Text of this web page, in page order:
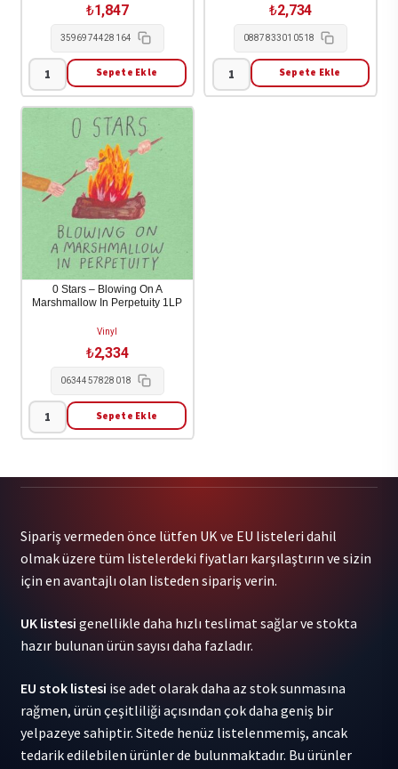
₺1,847
3596974428164
Viva
La
Revolucion
Various
-
Revolucion
/
Various
Sepete Ekle
₺2,734
0887833010518
********
Sepete Ekle
0 Stars – Blowing On A
Marshmallow In Perpetuity 1LP
Vinyl
₺2,334
0634457828018
0
A
Marshmallow
In
1LP
adet
Sepete Ekle
Sipariş vermeden önce lütfen UK ve EU listeleri dahil
olmak üzere tüm listelerdeki fiyatları karşılaştırın ve sizin
için en avantajlı olan listeden sipariş verin.
UK listesi genellikle daha hızlı teslimat sağlar ve stokta
hazır bulunan ürün sayısı daha fazladır.
EU stok listesi ise adet olarak daha az stok sunmasına
rağmen, ürün çeşitliliği açısından çok daha geniş bir
yelpazeye sahiptir. Sitede henüz listelenmemiş, ancak
tedarik edilebilen ürünler de bulunmaktadır. Bu ürünler